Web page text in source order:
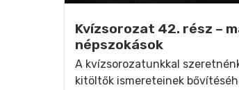
Kvízsorozat 42. rész –
népszokások
A kvízsorozatunkkal
kitöltők ismereteinek